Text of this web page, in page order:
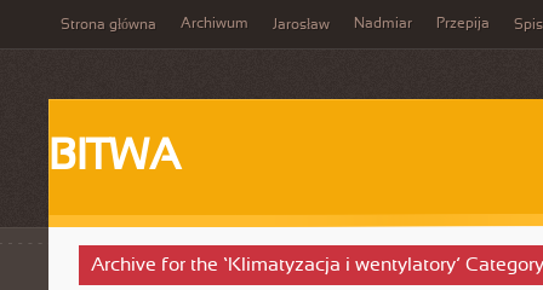
Strona główna Archiwum Jarosław Nadmiar Przepija
BITWA
Archive for the ‘Klimatyzacja i wentylatory’ Category